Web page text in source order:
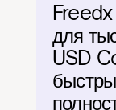
для
USD